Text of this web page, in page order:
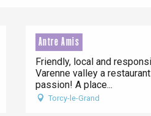
Antre Amis
Friendly, local and
Varenne valley a
passion! A place...
Torcy-le-Grand